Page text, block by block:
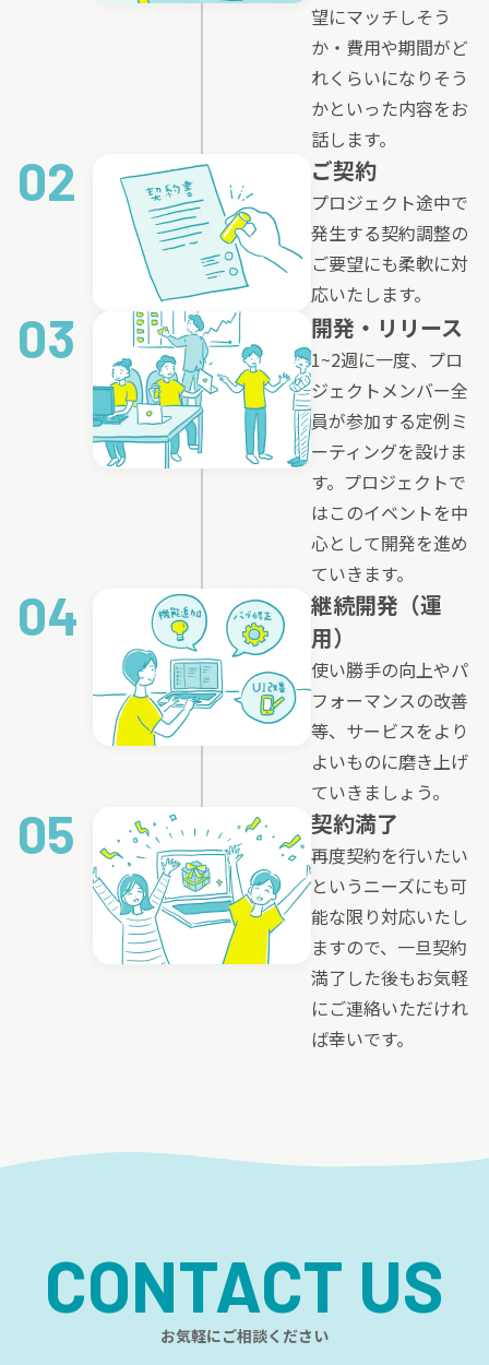
望にマッチしそう
か・費用や期間がど
れくらいになりそう
かといった内容をお
話します。
02 ご契約
プロジェクト途中で
発生する契約調整の
ご要望にも柔軟に対
応いたします。
03 開発・リリース
1~2週に一度、プロ
ジェクトメンバー全
員が参加する定例ミ
ーティングを設けま
す。プロジェクトで
はこのイベントを中
心として開発を進め
ていきます。
04
継続開発（運
用）
使い勝手の向上やパ
フォーマンスの改善
等、サービスをより
よいものに磨き上げ
ていきましょう。
05 契約満了
再度契約を行いたい
というニーズにも可
能な限り対応いたし
ますので、一旦契約
満了した後もお気軽
にご連絡いただけれ
ば幸いです。
CONTACT US
お気軽にご相談ください